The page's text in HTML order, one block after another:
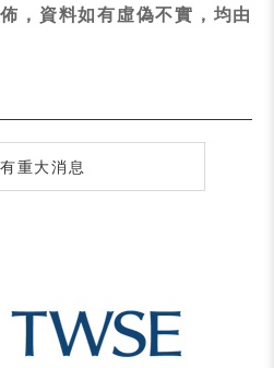
，資料如有虛偽不實，均由
重大消息